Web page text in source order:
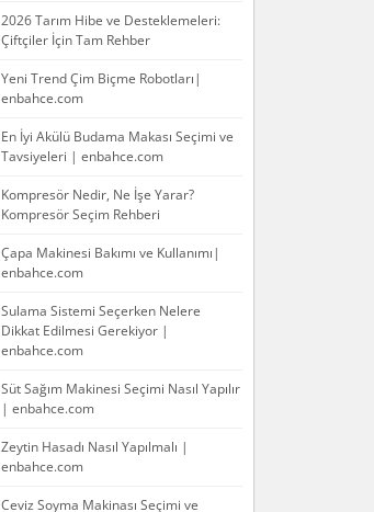
2026 Tarım Hibe ve Desteklemeleri:
Çiftçiler İçin Tam Rehber
Yeni Trend Çim Biçme Robotları|
enbahce.com
En İyi Akülü Budama Makası Seçimi ve
Tavsiyeleri | enbahce.com
Kompresör Nedir, Ne İşe Yarar?
Kompresör Seçim Rehberi
Çapa Makinesi Bakımı ve Kullanımı|
enbahce.com
Sulama Sistemi Seçerken Nelere
Dikkat Edilmesi Gerekiyor |
enbahce.com
Süt Sağım Makinesi Seçimi Nasıl Yapılır
| enbahce.com
Zeytin Hasadı Nasıl Yapılmalı |
enbahce.com
Ceviz Soyma Makinası Seçimi ve